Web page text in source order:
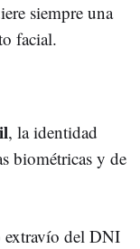
siempre una
facial.
, la identidad
biométricas y de
extravío del DNI